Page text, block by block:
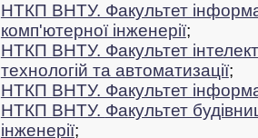
НТКП ВНТУ. Факультет
комп'ютерної інженерії;
НТКП ВНТУ. Факультет
технологій та автоматизації;
НТКП ВНТУ. Факультет
НТКП ВНТУ. Факультет
інженерії;